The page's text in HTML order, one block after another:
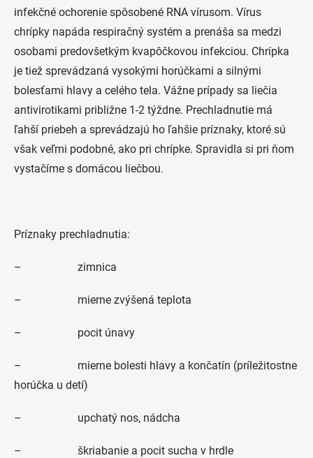
infekčné ochorenie spôsobené RNA vírusom. Vírus
chrípky napáda respiračný systém a prenáša sa medzi
osobami predovšetkým kvapôčkovou infekciou. Chrípka
je tiež sprevádzaná vysokými horúčkami a silnými
bolesťami hlavy a celého tela. Vážne prípady sa liečia
antivirotikami približne 1-2 týždne. Prechladnutie má
ľahší priebeh a sprevádzajú ho ľahšie príznaky, ktoré sú
však veľmi podobné, ako pri chrípke. Spravidla si pri ňom
vystačíme s domácou liečbou.
Príznaky prechladnutia:
– zimnica
– mierne zvýšená teplota
– pocit únavy
– mierne bolesti hlavy a končatín (príležitostne
horúčka u detí)
– upchatý nos, nádcha
– škriabanie a pocit sucha v hrdle